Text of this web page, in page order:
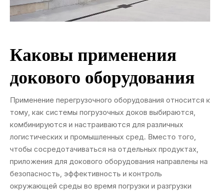
Каковы применения
докового оборудования
Применение перегрузочного оборудования относится к
тому, как системы погрузочных доков выбираются,
комбинируются и настраиваются для различных
логистических и промышленных сред. Вместо того,
чтобы сосредотачиваться на отдельных продуктах,
приложения для докового оборудования направлены на
безопасность, эффективность и контроль
окружающей среды во время погрузки и разгрузки